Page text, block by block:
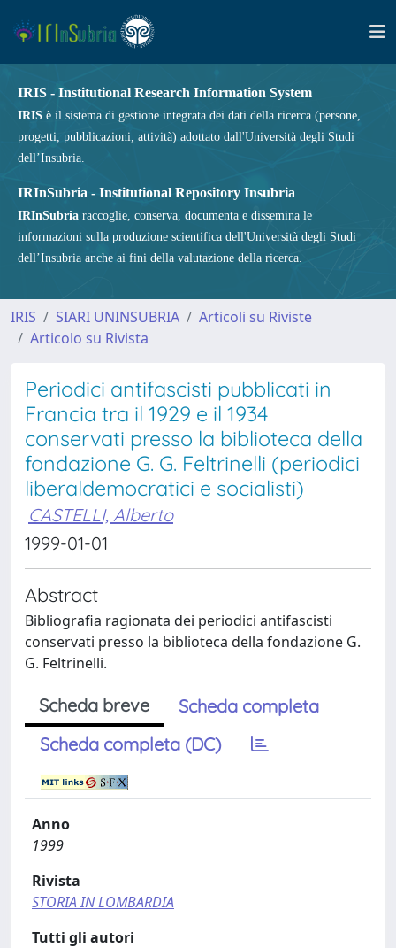
IRIS - Institutional Research Information System
IRIS è il sistema di gestione integrata dei dati della ricerca (persone,
progetti, pubblicazioni, attività) adottato dall'Università degli Studi
dell’Insubria.
IRInSubria - Institutional Repository Insubria
IRInSubria raccoglie, conserva, documenta e dissemina le
informazioni sulla produzione scientifica dell'Università degli Studi
dell’Insubria anche ai fini della valutazione della ricerca.
IRIS SIARI UNINSUBRIA
Articoli su Riviste
Articolo su Rivista
Periodici antifascisti pubblicati in
Francia tra il 1929 e il 1934
conservati presso la biblioteca della
fondazione G. G. Feltrinelli (periodici
liberaldemocratici e socialisti)
CASTELLI, Alberto
1999-01-01
Abstract
Bibliografia ragionata dei periodici antifascisti
conservati presso la biblioteca della fondazione G.
G. Feltrinelli.
Scheda breve
Scheda completa
Scheda completa (DC)
Anno
1999
Rivista
STORIA IN LOMBARDIA
Tutti gli autori